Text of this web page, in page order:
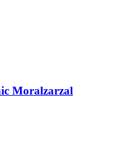
Moralzarzal